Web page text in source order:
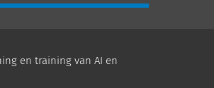
en training van AI en